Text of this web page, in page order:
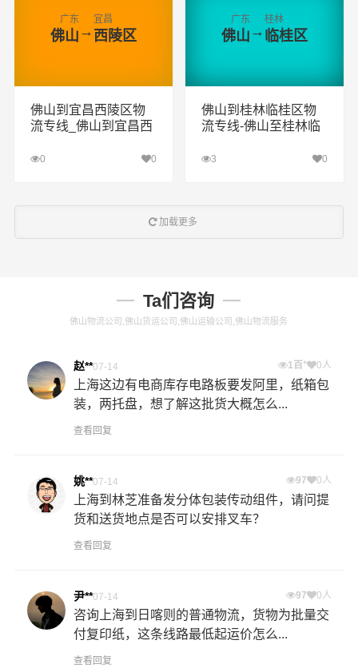
广东
佛山 →
宜昌
西陵区
佛山到宜昌西陵区物
流专线_佛山到宜昌西
0 0
广东
佛山 →
桂林
临桂区
佛山到桂林临桂区物
流专线-佛山至桂林临
3 0
加载更多
Ta们咨询
佛山物流公司,佛山货运公司,佛山运输公司,佛山物流服务
赵**07-14 1百+ 0人
上海这边有电商库存电路板要发阿里，纸箱包
装，两托盘，想了解这批货大概怎么...
查看回复
姚**07-14 97 0人
上海到林芝准备发分体包装传动组件，请问提
货和送货地点是否可以安排叉车？
查看回复
尹**07-14 97 0人
咨询上海到日喀则的普通物流，货物为批量交
付复印纸，这条线路最低起运价怎么...
查看回复